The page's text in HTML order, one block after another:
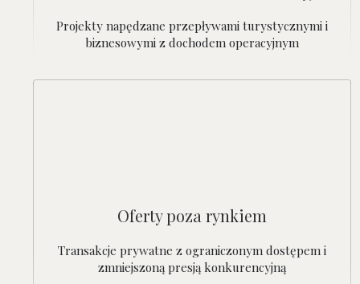
Projekty napędzane przepływami turystycznymi i
biznesowymi z dochodem operacyjnym
Oferty poza rynkiem
Transakcje prywatne z ograniczonym dostępem i
zmniejszoną presją konkurencyjną